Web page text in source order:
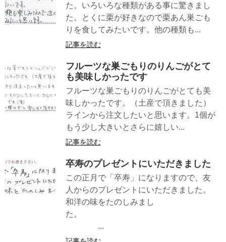
た。いろいろな種類がある事に驚きまし
た。とくに栗が好きなので栗あん巣ごも
りを食してみたいです。他の種類も...
記事を読む
フルーツな巣ごもりのりんごがとて
も美味しかったです
フルーツな巣ごもりのりんごがとても美
味しかったです。（土産で頂きました）
ラインから注文したいと思います。1個が
もう少し大きいとさらに嬉しい...
記事を読む
卒寿のプレゼントにいただきました
この正月で「卒寿」になりますので、友
人からのプレゼントにいただきました。
和洋の味をたのしみまし
た。
...